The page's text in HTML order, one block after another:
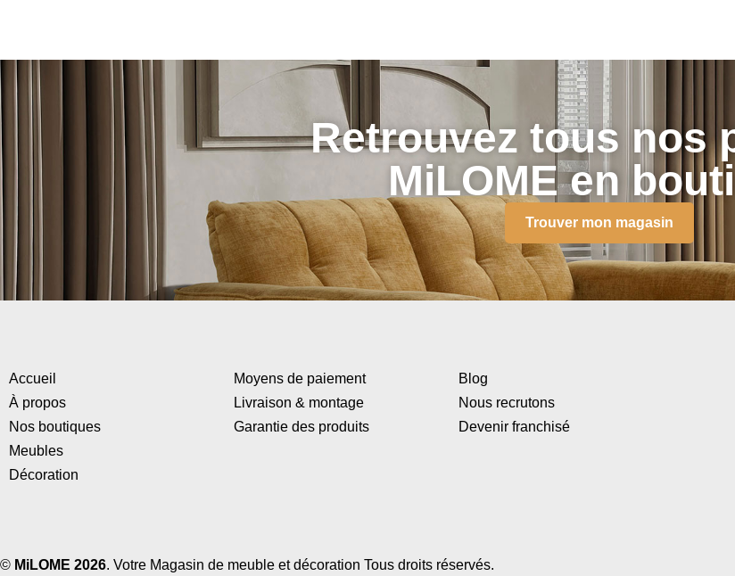
Retrouvez tous nos
MiLOME en
Trouver mon magasin
Accueil
À propos
Nos boutiques
Meubles
Décoration
Moyens de paiement
Livraison & montage
Garantie des produits
Blog
Nous recrutons
Devenir franchisé
© MiLOME 2026. Votre Magasin de meuble et décoration Tous droits réservés.